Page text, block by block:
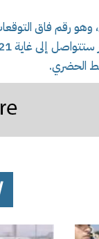
128 ألف شجرة بتاريخ 14 فيفري،
الحضري.